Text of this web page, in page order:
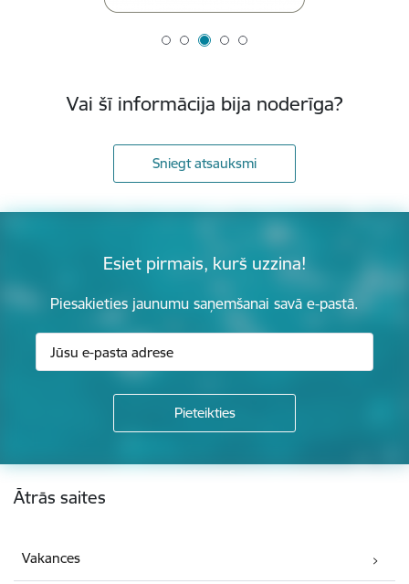
Vai šī informācija bija noderīga?
Sniegt atsauksmi
Esiet pirmais, kurš uzzina!
Piesakieties jaunumu saņemšanai savā e-pastā.
Kājene
Ātrās saites
Vakances